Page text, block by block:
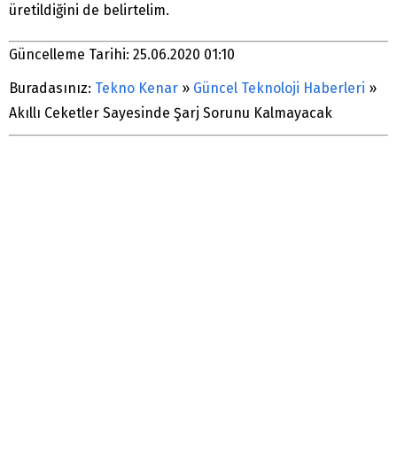
üretildiğini de belirtelim.
Güncelleme Tarihi: 25.06.2020 01:10
Buradasınız: Tekno Kenar » Güncel Teknoloji Haberleri »
Akıllı Ceketler Sayesinde Şarj Sorunu Kalmayacak